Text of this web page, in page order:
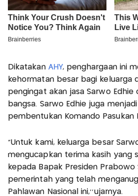
DikatakanAHY, penghargaan ini
kehormatan besar bagi keluarga
pengingat akan jasa Sarwo Edhie
bangsa. Sarwo Edhie juga
pembentukan Komando Pasukan
“Untuk kami, keluarga besar
mengucapkan terima kasih yang
kepada Bapak Presiden Prabowo
pemerintah yang telah
Pahlawan Nasional ini,’’ujarnya.